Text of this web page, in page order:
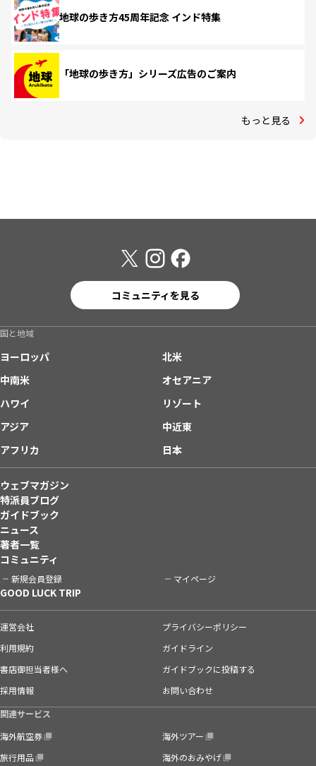
地球の歩き方45周年記念 インド特集
「地球の歩き方」シリーズ広告のご案内
もっと見る
コミュニティを見る
国と地域
ヨーロッパ
北米
中南米
オセアニア
ハワイ
リゾート
アジア
中近東
アフリカ
日本
ウェブマガジン
特派員ブログ
ガイドブック
ニュース
著者一覧
コミュニティ
新規会員登録 マイページ
GOOD LUCK TRIP
運営会社
プライバシーポリシー
利用規約
ガイドライン
書店御担当者様へ
ガイドブックに投稿する
採用情報
お問い合わせ
関連サービス
海外航空券
海外ツアー
旅行用品
海外のおみやげ